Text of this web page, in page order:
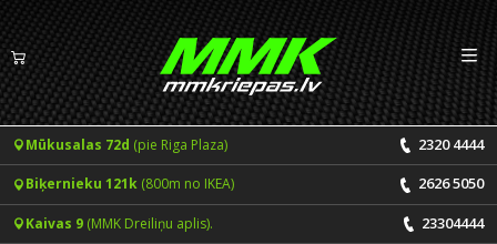
Riepas
Vasaras riepas
LV EN
Mūkusalas 72d (pie Riga Plaza) 2320 4444
Biķernieku 121k (800m no IKEA) 2626 5050
Kaivas 9 (MMK Dreiliņu aplis). 23304444